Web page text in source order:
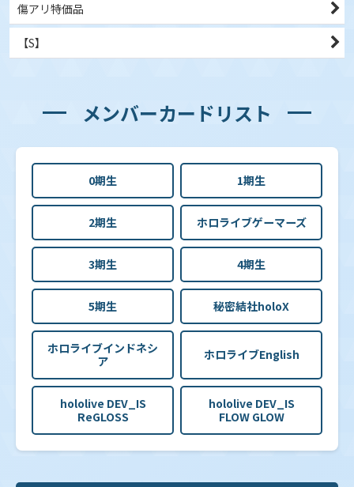
傷アリ特価品
【S】
メンバーカードリスト
0期生 1期生
2期生 ホロライブゲーマーズ
3期生 4期生
5期生 秘密結社holoX
ホロライブインドネシ
ア
ホロライブEnglish
hololive DEV_IS
ReGLOSS
hololive DEV_IS
FLOW GLOW